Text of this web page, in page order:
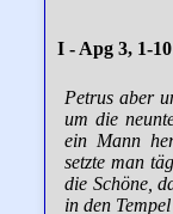
I - Apg 3, 1-10
Petrus aber
um die
ein Mann
setzte man
die Schöne,
in den